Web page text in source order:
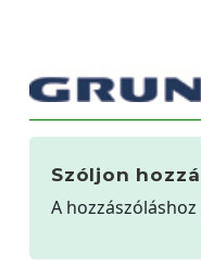
Szóljon hozzá
A hozzászóláshoz